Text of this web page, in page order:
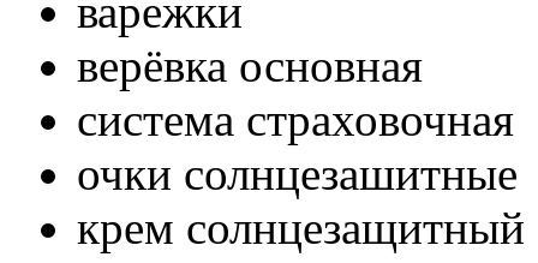
варежки
верёвка основная
система страховочная
очки солнцезашитные
крем солнцезащитный